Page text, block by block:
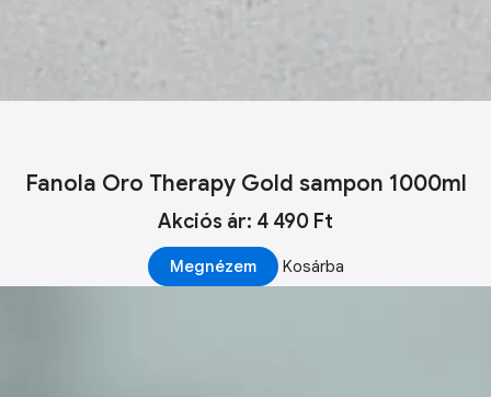
Fanola Oro Therapy Gold sampon 1000ml
Akciós ár: 4 490 Ft
Megnézem Kosárba